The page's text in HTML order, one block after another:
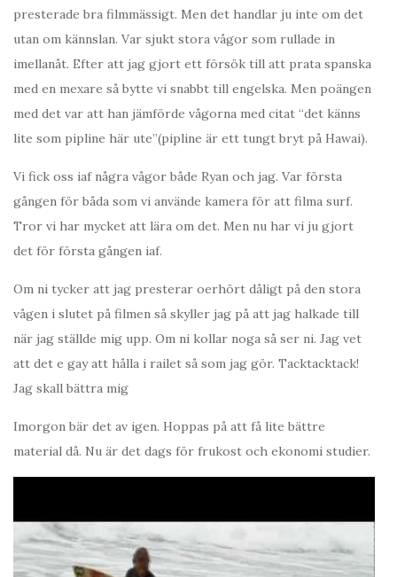
presterade bra filmmässigt. Men det handlar ju inte om det
utan om kännslan. Var sjukt stora vågor som rullade in
imellanåt. Efter att jag gjort ett försök till att prata spanska
med en mexare så bytte vi snabbt till engelska. Men poängen
med det var att han jämförde vågorna med citat “det känns
lite som pipline här ute”(pipline är ett tungt bryt på Hawai).
Vi fick oss iaf några vågor både Ryan och jag. Var första
gången för båda som vi använde kamera för att filma surf.
Tror vi har mycket att lära om det. Men nu har vi ju gjort
det för första gången iaf.
Om ni tycker att jag presterar oerhört dåligt på den stora
vågen i slutet på filmen så skyller jag på att jag halkade till
när jag ställde mig upp. Om ni kollar noga så ser ni. Jag vet
att det e gay att hålla i railet så som jag gör. Tacktacktack!
Jag skall bättra mig
Imorgon bär det av igen. Hoppas på att få lite bättre
material då. Nu är det dags för frukost och ekonomi studier.